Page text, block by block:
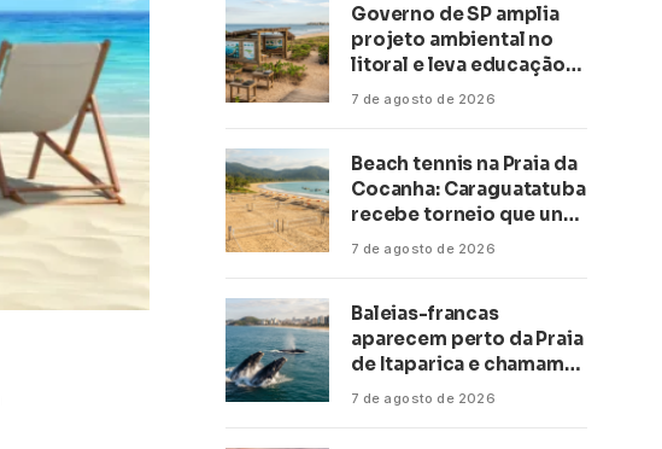
Governo de SP amplia
projeto ambiental no
litoral e leva educação
climática a escolas de 16
7 de agosto de 2026
Beach tennis na Praia da
Cocanha: Caraguatatuba
recebe torneio que une
esporte, lazer e mar
7 de agosto de 2026
Baleias-francas
aparecem perto da Praia
de Itaparica e chamam
atenção no litoral do
7 de agosto de 2026